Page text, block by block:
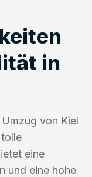
in
von Kiel
eine
und eine hohe